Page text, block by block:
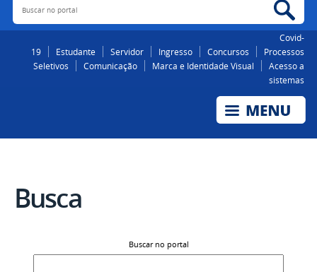
Covid-
19
Estudante Servidor Ingresso Concursos
Processos
Seletivos
Comunicação Marca e Identidade Visual
Acesso a
sistemas
Busca
Buscar no portal